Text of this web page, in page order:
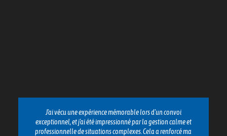
J'ai vécu une expérience mémorable lors d'un convoi
exceptionnel, et j'ai été impressionné par la gestion calme et
professionnelle de situations complexes. Cela a renforcé ma